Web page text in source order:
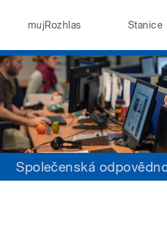
mujRozhlas Stanice
Společenská